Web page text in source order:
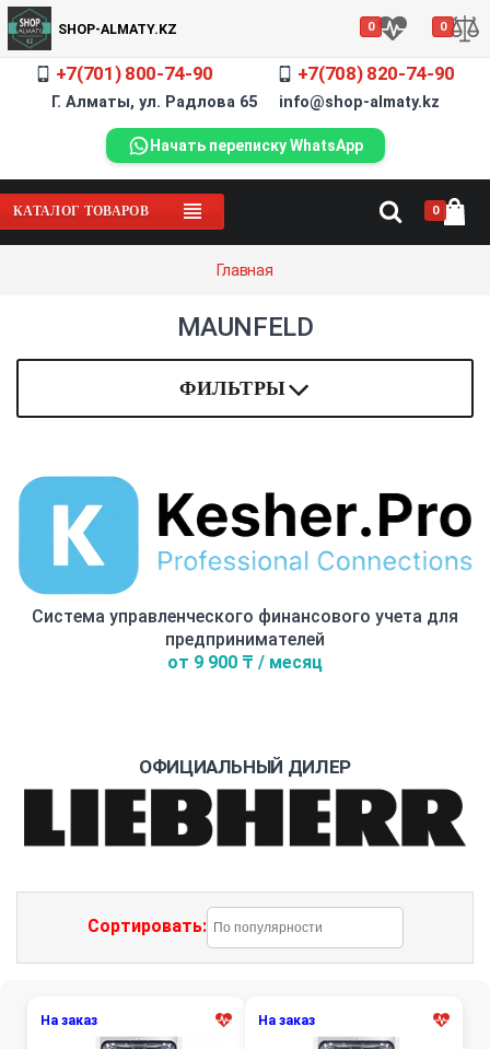
SHOP-ALMATY.KZ 0 0
+7(701) 800-74-90 +7(708) 820-74-90
Г. Алматы, ул. Радлова 65 info@shop-almaty.kz
Начать переписку WhatsApp
КАТАЛОГ ТОВАРОВ 0
Главная
MAUNFELD
ФИЛЬТРЫ
Система управленческого финансового учета для
предпринимателей
от 9 900 ₸ / месяц
ОФИЦИАЛЬНЫЙ ДИЛЕР
Сортировать:
На заказ На заказ